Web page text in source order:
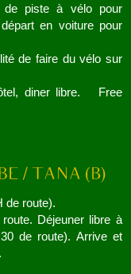
de piste à vélo pour
en voiture pour
de faire du vélo sur
diner libre. Free
de route).
Déjeuner libre à
de route). Arrive et